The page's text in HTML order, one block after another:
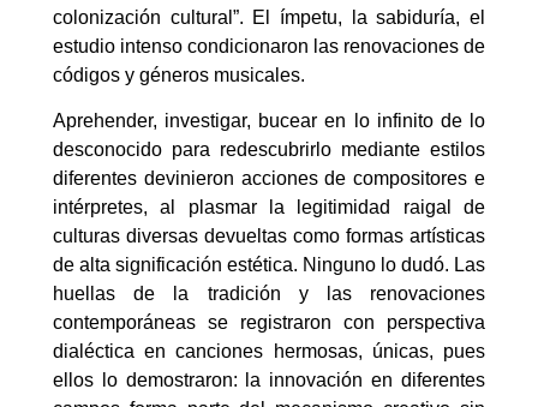
colonización cultural”. El ímpetu, la sabiduría, el
estudio intenso condicionaron las renovaciones de
códigos y géneros musicales.
Aprehender, investigar, bucear en lo infinito de lo
desconocido para redescubrirlo mediante estilos
diferentes devinieron acciones de compositores e
intérpretes, al plasmar la legitimidad raigal de
culturas diversas devueltas como formas artísticas
de alta significación estética. Ninguno lo dudó. Las
huellas de la tradición y las renovaciones
contemporáneas se registraron con perspectiva
dialéctica en canciones hermosas, únicas, pues
ellos lo demostraron: la innovación en diferentes